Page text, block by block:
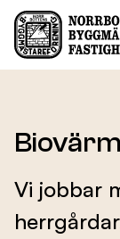
Vi jobbar